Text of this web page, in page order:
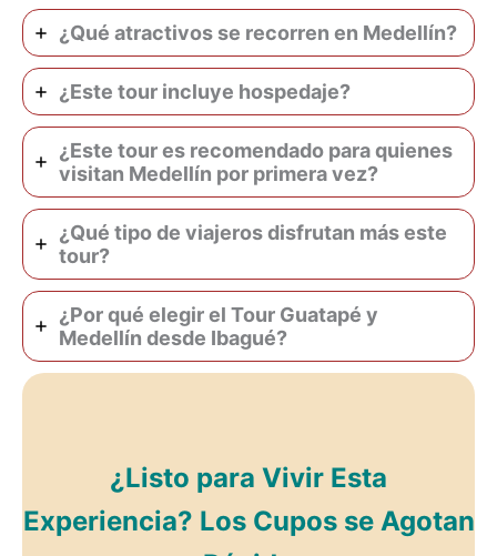
¿Qué atractivos se recorren en Medellín?
¿Este tour incluye hospedaje?
¿Este tour es recomendado para quienes
visitan Medellín por primera vez?
¿Qué tipo de viajeros disfrutan más este
tour?
¿Por qué elegir el Tour Guatapé y
Medellín desde Ibagué?
¿Listo para Vivir Esta
Experiencia? Los Cupos se Agotan